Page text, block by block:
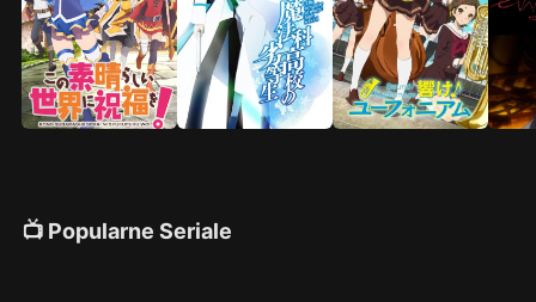
📺 Popularne Seriale